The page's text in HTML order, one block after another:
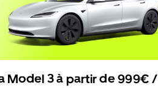
Model 3 à partir de 999€ /